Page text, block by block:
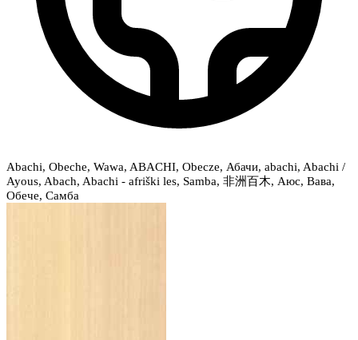
Abachi, Obeche, Wawa, ABACHI, Obecze, Абачи, abachi, Abachi /
Ayous, Abach, Abachi - afriški les, Samba, 非洲百木, Аюс, Вава,
Обече, Самба